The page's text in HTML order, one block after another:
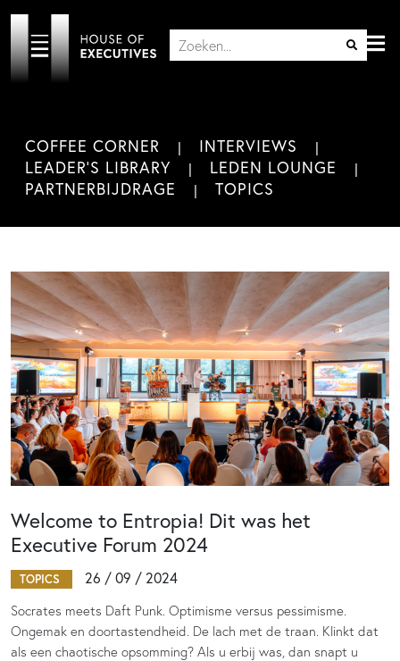
COFFEE CORNER
INTERVIEWS
LEADER'S LIBRARY
LEDEN LOUNGE
PARTNERBIJDRAGE
TOPICS
Welcome to Entropia! Dit was het
Executive Forum 2024
TOPICS 26 / 09 / 2024
Socrates meets Daft Punk. Optimisme versus pessimisme.
Ongemak en doortastendheid. De lach met de traan. Klinkt dat
als een chaotische opsomming? Als u erbij was, dan snapt u